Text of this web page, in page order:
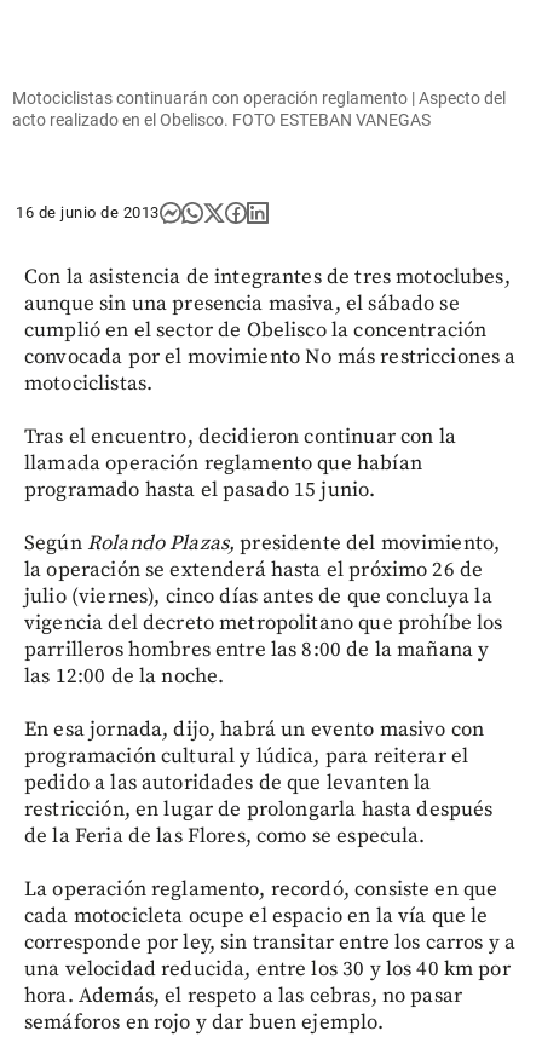
Motociclistas continuarán con operación reglamento | Aspecto del
acto realizado en el Obelisco. FOTO ESTEBAN VANEGAS
16 de junio de 2013
Con la asistencia de integrantes de tres motoclubes,
aunque sin una presencia masiva, el sábado se
cumplió en el sector de Obelisco la concentración
convocada por el movimiento No más restricciones a
motociclistas.
Tras el encuentro, decidieron continuar con la
llamada operación reglamento que habían
programado hasta el pasado 15 junio.
SegúnRolando Plazas,presidente del movimiento,
la operación se extenderá hasta el próximo 26 de
julio (viernes), cinco días antes de que concluya la
vigencia del decreto metropolitano que prohíbe los
parrilleros hombres entre las 8:00 de la mañana y
las 12:00 de la noche.
En esa jornada, dijo, habrá un evento masivo con
programación cultural y lúdica, para reiterar el
pedido a las autoridades de que levanten la
restricción, en lugar de prolongarla hasta después
de la Feria de las Flores, como se especula.
La operación reglamento, recordó, consiste en que
cada motocicleta ocupe el espacio en la vía que le
corresponde por ley, sin transitar entre los carros y a
una velocidad reducida, entre los 30 y los 40 km por
hora. Además, el respeto a las cebras, no pasar
semáforos en rojo y dar buen ejemplo.